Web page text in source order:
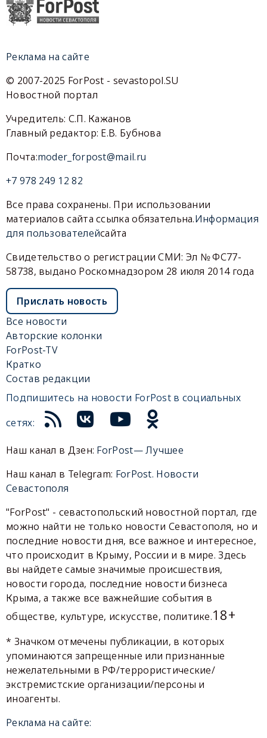
Реклама на сайте
© 2007-2025 ForPost - sevastopol.SU
Новостной портал
Учредитель: С.П. Кажанов
Главный редактор: Е.В. Бубнова
Почта:moder_forpost@mail.ru
+7 978 249 12 82
Все права сохранены. При использовании
материалов сайта ссылка обязательна.Информация
для пользователейсайта
Свидетельство о регистрации СМИ: Эл № ФС77-
58738, выдано Роскомнадзором 28 июля 2014 года
Прислать новость
Все новости
Авторские колонки
ForPost-TV
Кратко
Состав редакции
Подпишитесь на новости ForPost в социальных
сетях:
Наш канал в Дзен: ForPost— Лучшее
Наш канал в Telegram: ForPost. Новости
Севастополя
"ForPost" - севастопольский новостной портал, где
можно найти не только новости Севастополя, но и
последние новости дня, все важное и интересное,
что происходит в Крыму, России и в мире. Здесь
вы найдете самые значимые происшествия,
новости города, последние новости бизнеса
Крыма, а также все важнейшие события в
обществе, культуре, искусстве, политике.18+
* Значком отмечены публикации, в которых
упоминаются запрещенные или признанные
нежелательными в РФ/террористические/
экстремистские организации/персоны и
иноагенты.
Реклама на сайте: